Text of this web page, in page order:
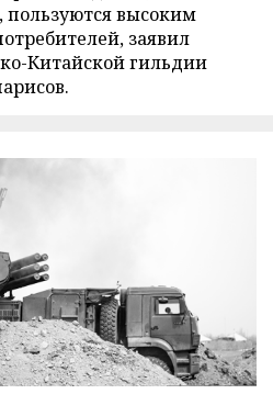
высоким
заявил
Китайской гильдии